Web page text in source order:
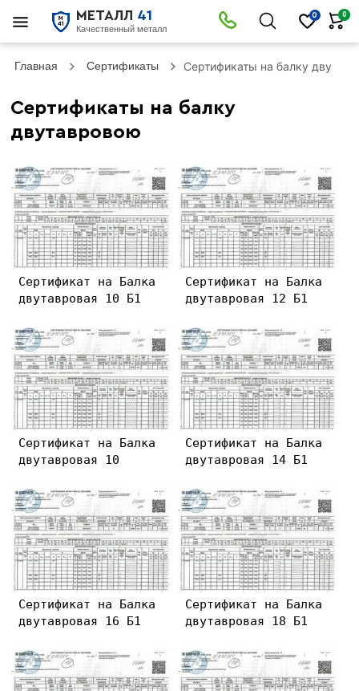
МЕТАЛЛ 41
Качественный металл
0 0
Главная Сертификаты Сертификаты на балку
Сертификаты на балку
двутавровою
Сертификат на Балка
двутавровая 10 Б1
Сертификат на Балка
двутавровая 12 Б1
Сертификат на Балка
двутавровая 10
Сертификат на Балка
двутавровая 14 Б1
Сертификат на Балка
двутавровая 16 Б1
Сертификат на Балка
двутавровая 18 Б1